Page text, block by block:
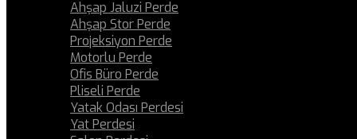
Ahşap Jaluzi Perde
Ahşap Stor Perde
Projeksiyon Perde
Motorlu Perde
Ofis Büro Perde
Pliseli Perde
Yatak Odası Perdesi
Yat Perdesi